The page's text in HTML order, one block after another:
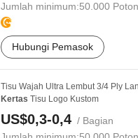
Jumlah minimum:50.000
Hubungi Pemasok
Tisu Wajah Ultra Lembut 3/4 Ply
Kertas Tisu Logo Kustom
US$0,3-0,4 / Bagian